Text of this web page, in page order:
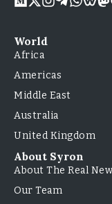
World
Africa
Americas
Middle East
Australia
United Kingdom
About Syron
About The Real
Our Team